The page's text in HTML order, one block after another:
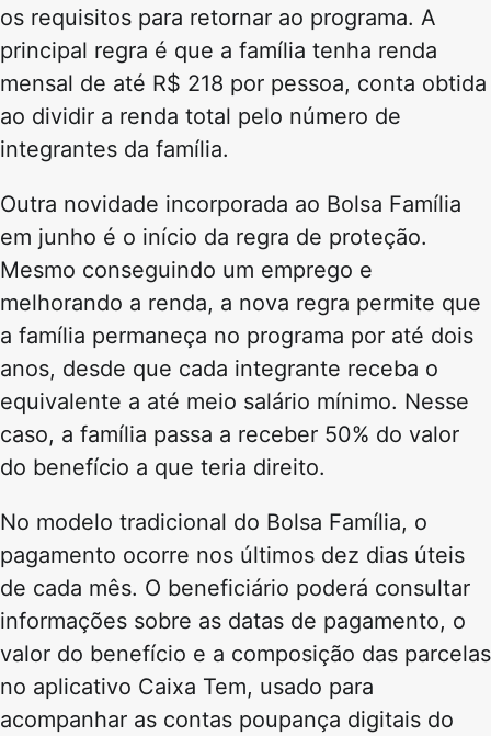
os requisitos para retornar ao programa. A
principal regra é que a família tenha renda
mensal de até R$ 218 por pessoa, conta obtida
ao dividir a renda total pelo número de
integrantes da família.
Outra novidade incorporada ao Bolsa Família
em junho é o início da regra de proteção.
Mesmo conseguindo um emprego e
melhorando a renda, a nova regra permite que
a família permaneça no programa por até dois
anos, desde que cada integrante receba o
equivalente a até meio salário mínimo. Nesse
caso, a família passa a receber 50% do valor
do benefício a que teria direito.
No modelo tradicional do Bolsa Família, o
pagamento ocorre nos últimos dez dias úteis
de cada mês. O beneficiário poderá consultar
informações sobre as datas de pagamento, o
valor do benefício e a composição das parcelas
no aplicativo Caixa Tem, usado para
acompanhar as contas poupança digitais do